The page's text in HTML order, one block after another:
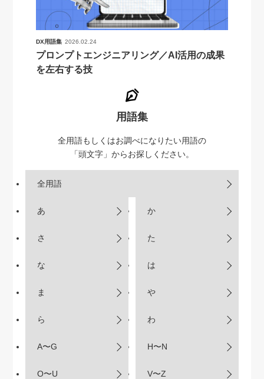
DX用語集 2026.02.24
プロンプトエンジニアリング／AI活用の成果
を左右する技
用語集
全用語もしくはお調べになりたい用語の
「頭文字」からお探しください。
全用語
あ か
さ た
な は
ま や
ら わ
A〜G H〜N
O〜U V〜Z